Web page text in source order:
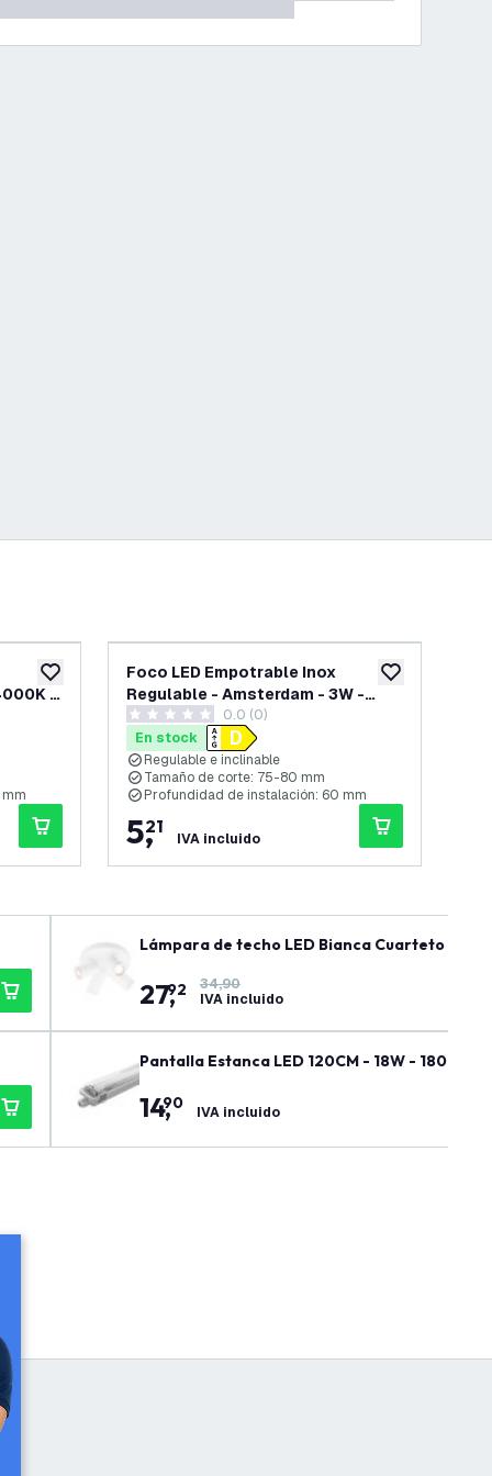
añadir a lista de deseos
-
añadir a lista
Foco LED Empotrable Inox
Regulable - Amsterdam - 3W -
6500K - ø82mm
0 estrellas de puntuación
0.0 (0)
En stock
Regulable e inclinable
Tamaño de corte: 75-80 mm
Profundidad de instalación: 60 mm
5,
21
IVA incluido
Lámpara de techo LED Bianca Cuarteto -
27,
92
34,90
IVA incluido
Pantalla Estanca LED 120CM - 18W - 1800
14,
90 IVA incluido